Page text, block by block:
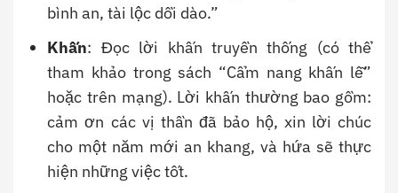
bình an, tài lộc dồi dào.”
Khấn: Đọc lời khấn truyền thống (có thể
tham khảo trong sách “Cẩm nang khấn lễ”
hoặc trên mạng). Lời khấn thường bao gồm:
cảm ơn các vị thần đã bảo hộ, xin lời chúc
cho một năm mới an khang, và hứa sẽ thực
hiện những việc tốt.